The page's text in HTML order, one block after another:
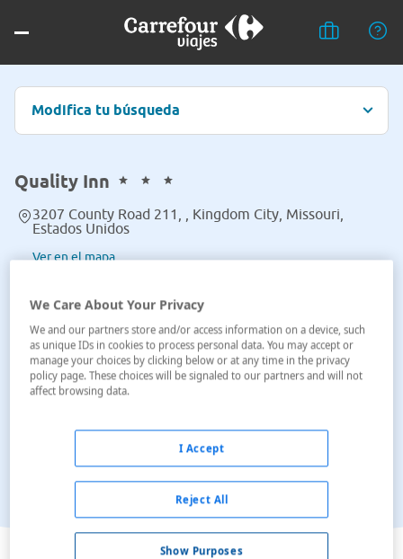
Modifica tu búsqueda
Quality Inn
3207 County Road 211, , Kingdom City, Missouri,
Estados Unidos
Ver en el mapa
Ver en el mapa
We Care About Your Privacy
We and our partners store and/or access information on a device, such
as unique IDs in cookies to process personal data. You may accept or
manage your choices by clicking below or at any time in the privacy
policy page. These choices will be signaled to our partners and will not
affect browsing data.
Show Purposes
Reject All
I Accept